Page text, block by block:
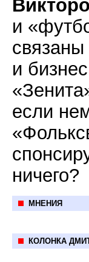
и
связаны
и
если
ничего?
МНЕНИЯ
КОЛОНКА